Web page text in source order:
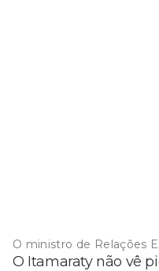
O ministro de Relações
O Itamaraty não vê